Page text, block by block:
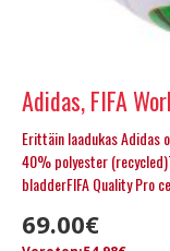
Erittäin laadukas Adidas
40% polyester
bladderFIFA Quality Pro
69.00€